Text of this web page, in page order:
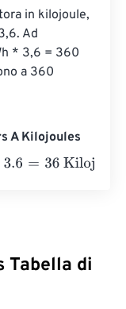
in kilojoule,
Ad
* 3,6 = 360
a 360
A Kilojoules
Kilojoules
Tabella di